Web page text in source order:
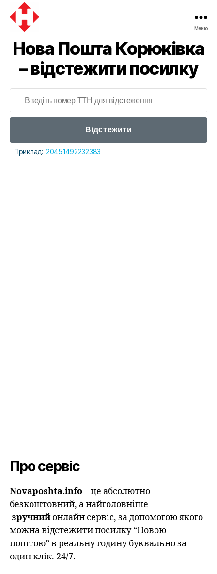
Меню
Нова Пошта Корюківка
– відстежити посилку
Відстежити
Приклад: 20451492232383
Про сервіс
Novaposhta.info– це абсолютно
безкоштовний, а найголовніше –
зручнийонлайн сервіс, за допомогою якого
можна відстежити посилку “Новою
поштою” в реальну годину буквально за
один клік. 24/7.